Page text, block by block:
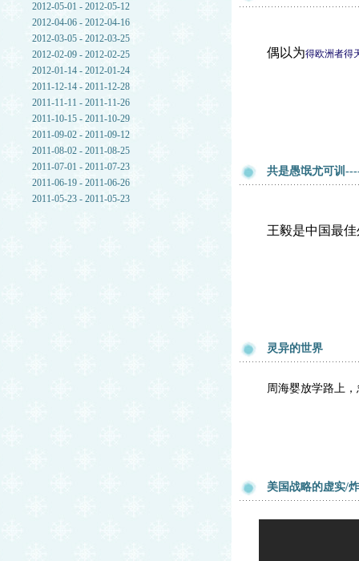
2012-05-01 - 2012-05-12
2012-04-06 - 2012-04-16
2012-03-05 - 2012-03-25
2012-02-09 - 2012-02-25
2012-01-14 - 2012-01-24
2011-12-14 - 2011-12-28
2011-11-11 - 2011-11-26
2011-10-15 - 2011-10-29
2011-09-02 - 2011-09-12
2011-08-02 - 2011-08-25
2011-07-01 - 2011-07-23
2011-06-19 - 2011-06-26
2011-05-23 - 2011-05-23
偶以为得欧洲者得
共是愚氓尤可训
王毅是中国最
灵异的世界
周海婴放学路上
美国战略的虚实/